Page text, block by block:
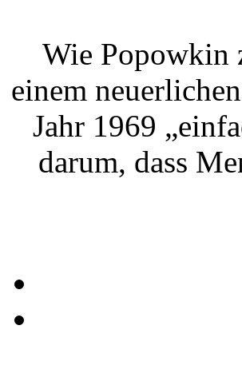
Wie Popowkin
einem
Jahr 1969
darum, dass